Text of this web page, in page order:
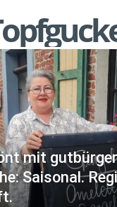
mit
Saisonal.